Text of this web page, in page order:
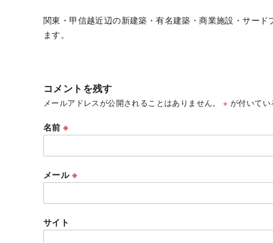
関東・甲信越近辺の新建築・有名建築・商業施設・サー
ます。
コメントを残す
メールアドレスが公開されることはありません。 ※ が付いてい
名前※
メール ※
サイト